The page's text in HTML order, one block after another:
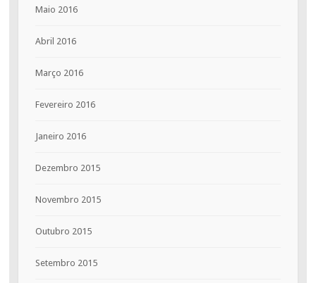
Maio 2016
Abril 2016
Março 2016
Fevereiro 2016
Janeiro 2016
Dezembro 2015
Novembro 2015
Outubro 2015
Setembro 2015